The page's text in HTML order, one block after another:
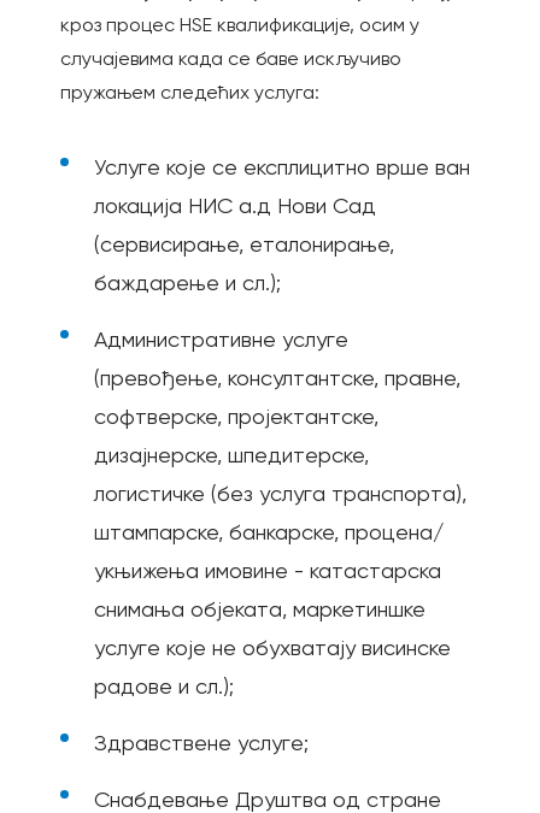
кроз процес HSE квалификације, осим у
случајевима када се баве искључиво
пружањем следећих услуга:
Услуге које се експлицитно врше ван
локација НИС а.д Нови Сад
(сервисирање, еталонирање,
баждарење и сл.);
Административне услуге
(превођење, консултантске, правне,
софтверске, пројектантске,
дизајнерске, шпедитерске,
логистичке (без услуга транспорта),
штампарске, банкарске, процена/
укњижења имовине - катастарска
снимања објеката, маркетиншке
услуге које не обухватају висинске
радове и сл.);
Здравствене услуге;
Снабдевање Друштва од стране